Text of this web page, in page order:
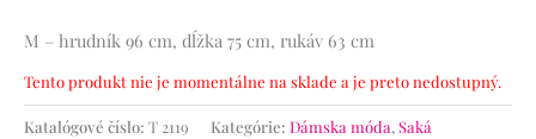
M – hrudník 96 cm, dĺžka 75 cm, rukáv 63 cm
Tento produkt nie je momentálne na sklade a je preto nedostupný.
Katalógové číslo: T 2119 Kategórie: Dámska móda,Saká